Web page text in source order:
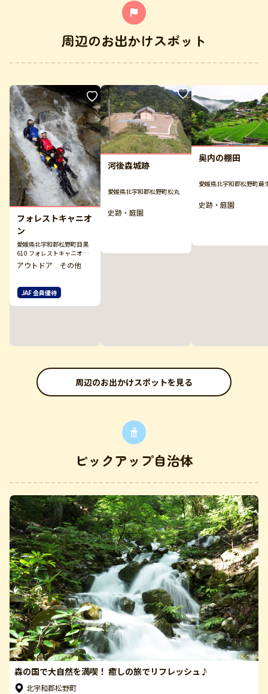
周辺のお出かけスポット
フォレストキャニオ
ン
愛媛県北宇和郡松野町目黒
610 フォレストキャニオン
滑床ベース
アウトドア その他
JAF 会員優待
河後森城跡
愛媛県北宇和郡松野町松丸
史跡・庭園
奥内の棚田
愛媛県北宇和郡松野町蕨
史跡・庭園
周辺のお出かけスポットを見る
ピックアップ自治体
森の国で大自然を満喫！ 癒しの旅でリフレッシュ♪
北宇和郡松野町